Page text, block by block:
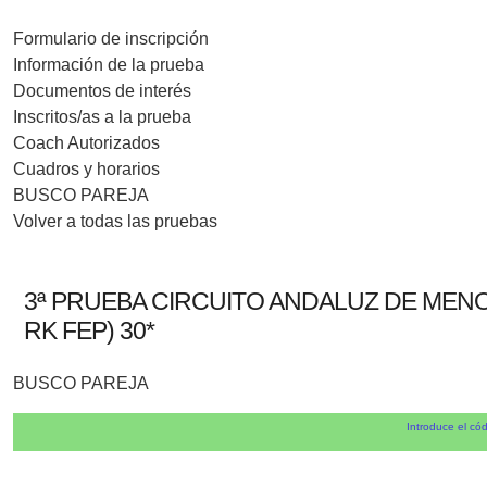
Formulario de inscripción
Información de la prueba
Documentos de interés
Inscritos/as a la prueba
Coach Autorizados
Cuadros y horarios
BUSCO PAREJA
Volver a todas las pruebas
3ª PRUEBA CIRCUITO ANDALUZ DE
RK FEP) 30*
BUSCO PAREJA
Introduce el